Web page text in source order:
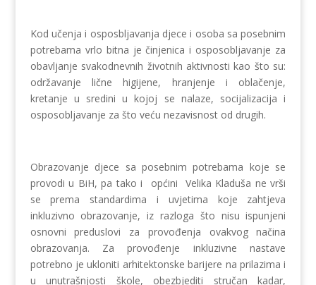
Kod učenja i osposbljavanja djece i osoba sa posebnim
potrebama vrlo bitna je činjenica i osposobljavanje za
obavljanje svakodnevnih životnih aktivnosti kao što su:
održavanje lične higijene, hranjenje i oblačenje,
kretanje u sredini u kojoj se nalaze, socijalizacija i
osposobljavanje za što veću nezavisnost od drugih.
Obrazovanje djece sa posebnim potrebama koje se
provodi u BiH, pa tako i općini Velika Kladuša ne vrši
se prema standardima i uvjetima koje zahtjeva
inkluzivno obrazovanje, iz razloga što nisu ispunjeni
osnovni preduslovi za provođenja ovakvog načina
obrazovanja. Za provođenje inkluzivne nastave
potrebno je ukloniti arhitektonske barijere na prilazima i
u unutrašnjosti škole, obezbjediti stručan kadar,